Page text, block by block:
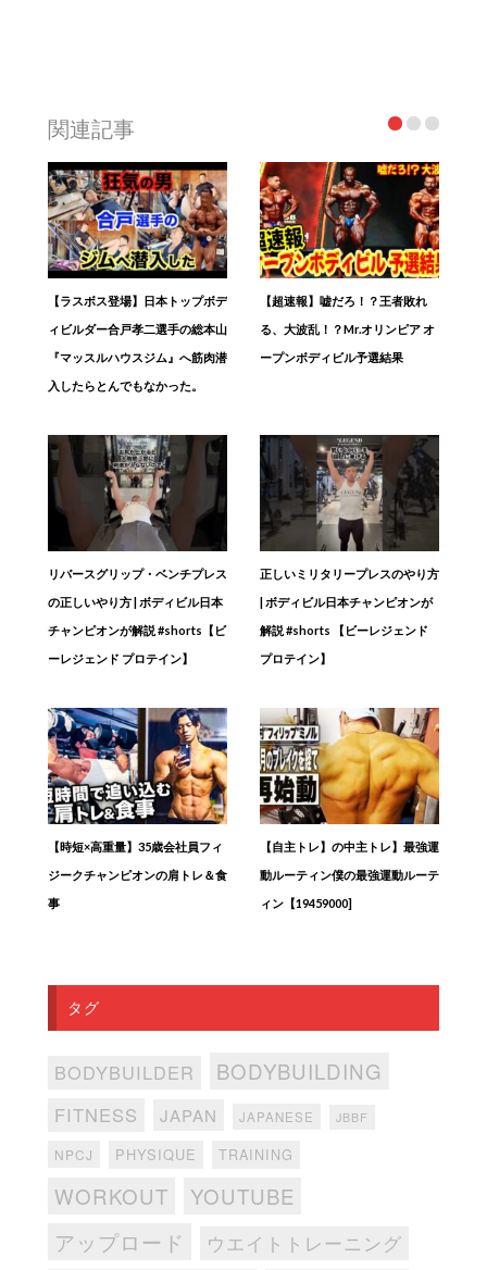
関連記事
【ラスボス登場】日本トップボデ
ィビルダー合戸孝二選手の総本山
『マッスルハウスジム』へ筋肉潜
入したらとんでもなかった。
【超速報】嘘だろ！？王者敗れ
る、大波乱！？Mr.オリンピア オ
ープンボディビル予選結果
リバースグリップ・ベンチプレス
の正しいやり方 | ボディビル日本
チャンピオンが解説 #shorts【ビ
ーレジェンド プロテイン】
正しいミリタリープレスのやり方
| ボディビル日本チャンピオンが
解説 #shorts 【ビーレジェンド
プロテイン】
【時短×高重量】35歳会社員フィ
ジークチャンピオンの肩トレ＆食
事
【自主トレ】の中主トレ】最強運
動ルーティン僕の最強運動ルーテ
ィン【19459000]
タグ
BODYBUILDER BODYBUILDING
FITNESS JAPAN JAPANESE JBBF
NPCJ PHYSIQUE TRAINING
WORKOUT
YOUTUBE
アップロード
ウエイトトレーニング